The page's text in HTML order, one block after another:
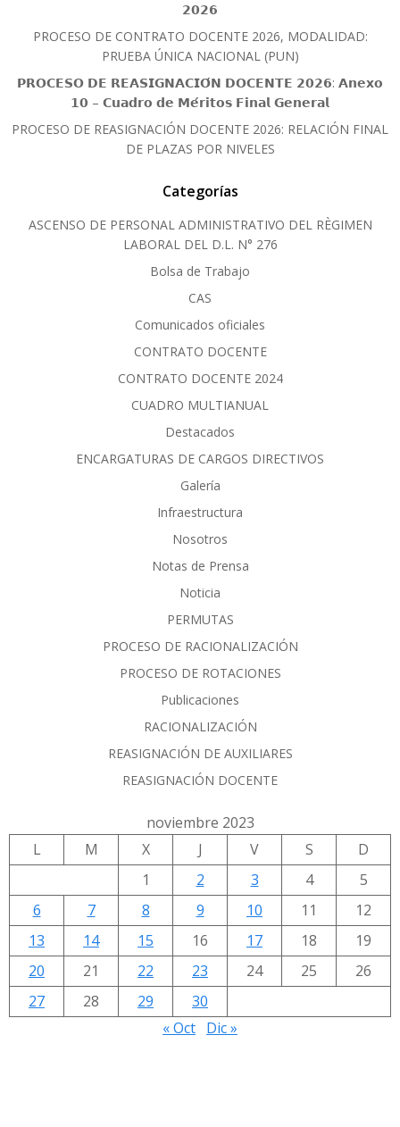
𝟮𝟬𝟮𝟲
PROCESO DE CONTRATO DOCENTE 2026, MODALIDAD:
PRUEBA ÚNICA NACIONAL (PUN)
𝗣𝗥𝗢𝗖𝗘𝗦𝗢 𝗗𝗘 𝗥𝗘𝗔𝗦𝗜𝗚𝗡𝗔𝗖𝗜𝗢́𝗡 𝗗𝗢𝗖𝗘𝗡𝗧𝗘 𝟮𝟬𝟮𝟲: 𝗔𝗻𝗲𝘅𝗼
𝟭𝟬 – 𝗖𝘂𝗮𝗱𝗿𝗼 𝗱𝗲 𝗠𝗲́𝗿𝗶𝘁𝗼𝘀 𝗙𝗶𝗻𝗮𝗹 𝗚𝗲𝗻𝗲𝗿𝗮𝗹
PROCESO DE REASIGNACIÓN DOCENTE 2026: RELACIÓN FINAL
DE PLAZAS POR NIVELES
Categorías
ASCENSO DE PERSONAL ADMINISTRATIVO DEL RÈGIMEN
LABORAL DEL D.L. N° 276
Bolsa de Trabajo
CAS
Comunicados oficiales
CONTRATO DOCENTE
CONTRATO DOCENTE 2024
CUADRO MULTIANUAL
Destacados
ENCARGATURAS DE CARGOS DIRECTIVOS
Galería
Infraestructura
Nosotros
Notas de Prensa
Noticia
PERMUTAS
PROCESO DE RACIONALIZACIÓN
PROCESO DE ROTACIONES
Publicaciones
RACIONALIZACIÓN
REASIGNACIÓN DE AUXILIARES
REASIGNACIÓN DOCENTE
noviembre 2023
L
M X J V S
D
1
2 3 4
5
6
7 8 9 10 11
12
13
14 15 16 17 18
19
20
21 22 23 24 25
26
27
28 29
30
« Oct Dic »